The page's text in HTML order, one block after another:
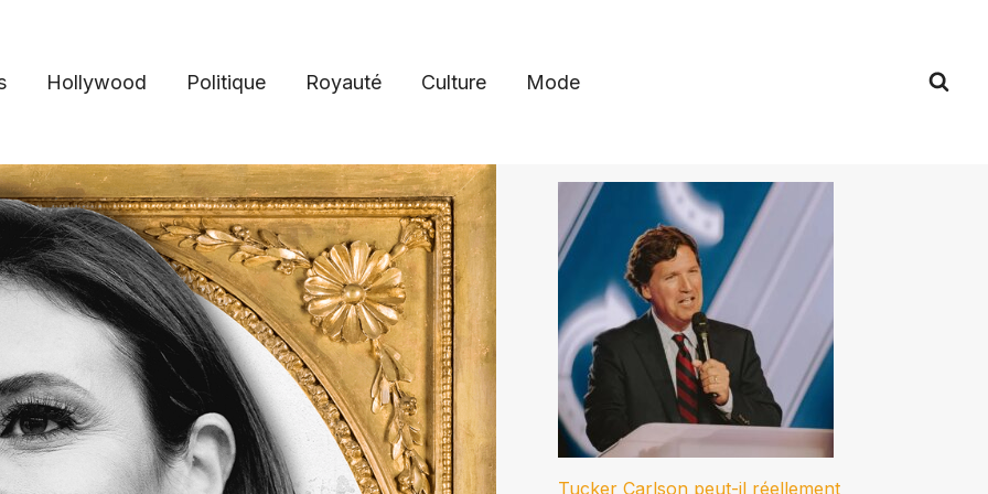
Hollywood Politique Royauté Culture Mode
Tucker Carlson peut-il réellement